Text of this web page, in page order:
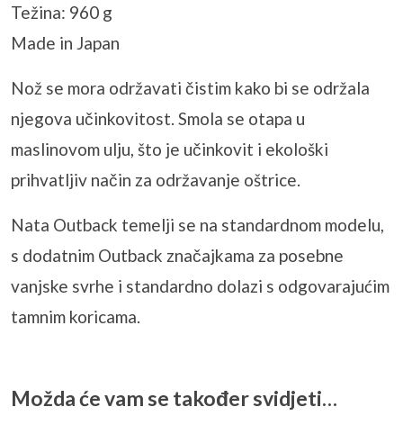
Težina: 960 g
Made in Japan
Nož se mora održavati čistim kako bi se održala
njegova učinkovitost. Smola se otapa u
maslinovom ulju, što je učinkovit i ekološki
prihvatljiv način za održavanje oštrice.
Nata Outback temelji se na standardnom modelu,
s dodatnim Outback značajkama za posebne
vanjske svrhe i standardno dolazi s odgovarajućim
tamnim koricama.
Možda će vam se također svidjeti…